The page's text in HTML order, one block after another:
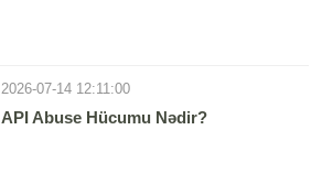
2026-07-14 12:11:00
API Abuse Hücumu Nədir?